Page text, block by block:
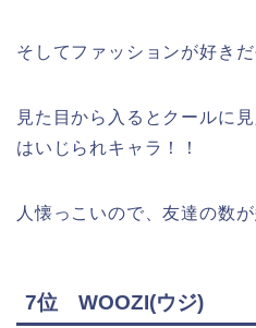
そしてファッションが好き
見た目から入るとクールに
はいじられキャラ！！
人懐っこいので、友達の数
7位 WOOZI(ウジ)